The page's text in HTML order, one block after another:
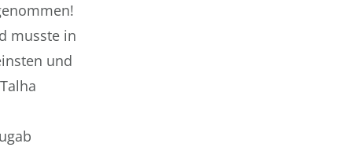
musste in
und